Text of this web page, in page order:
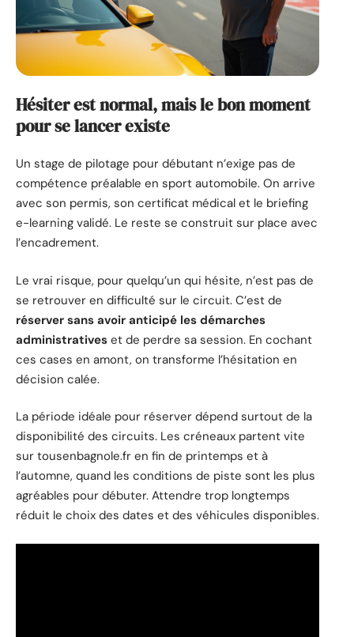
Hésiter est normal, mais le bon moment
pour se lancer existe
Un stage de pilotage pour débutant n’exige pas de
compétence préalable en sport automobile. On arrive
avec son permis, son certificat médical et le briefing
e-learning validé. Le reste se construit sur place avec
l’encadrement.
Le vrai risque, pour quelqu’un qui hésite, n’est pas de
se retrouver en difficulté sur le circuit. C’est de
réserver sans avoir anticipé les démarches
administratives et de perdre sa session. En cochant
ces cases en amont, on transforme l’hésitation en
décision calée.
La période idéale pour réserver dépend surtout de la
disponibilité des circuits. Les créneaux partent vite
sur tousenbagnole.fr en fin de printemps et à
l’automne, quand les conditions de piste sont les plus
agréables pour débuter. Attendre trop longtemps
réduit le choix des dates et des véhicules disponibles.